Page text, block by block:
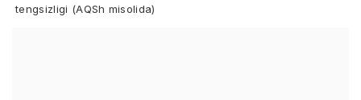
tengsizligi (AQSh misolida)